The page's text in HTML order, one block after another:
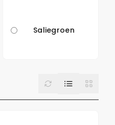
Saliegroen
Reset List Grid